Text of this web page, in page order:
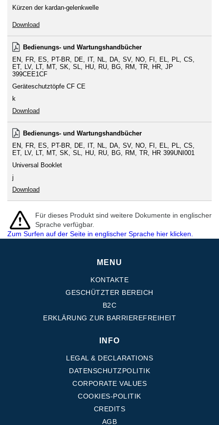
Kürzen der kardan-gelenkwelle
Download
Bedienungs- und Wartungshandbücher
EN
FR ES PT-BR DE IT NL DA SV NO FI EL PL CS
ET
LV LT MT SK SL HU RU BG RM TR HR JP
399CEE1CF
Geräteschutztöpfe CF CE
k
Download
Bedienungs- und Wartungshandbücher
EN
FR ES PT-BR DE IT NL DA SV NO FI EL PL CS
ET
LV LT MT SK SL HU RU BG RM TR HR 399UNI001
Universal Booklet
j
Download
Für dieses Produkt sind weitere Dokumente in englischer
Sprache verfügbar.
Zum Surfen auf der Seite in englischer Sprache hier klicken.
MENU
KONTAKTE
GESCHÜTZTER BEREICH
B2C
ERKLÄRUNG ZUR BARRIEREFREIHEIT
INFO
LEGAL & DECLARATIONS
DATENSCHUTZPOLITIK
CORPORATE VALUES
COOKIES-POLITIK
CREDITS
AGB